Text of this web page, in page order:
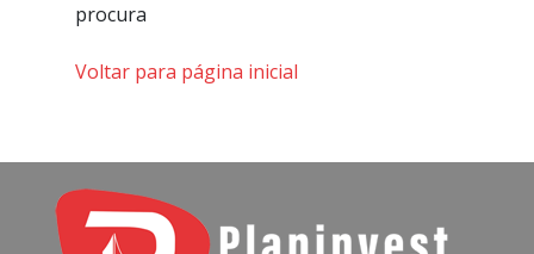
procura
Voltar para página inicial